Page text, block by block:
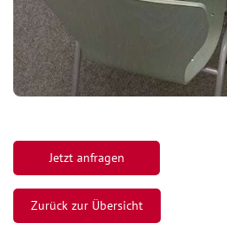
Jetzt anfragen
Zurück zur Übersicht